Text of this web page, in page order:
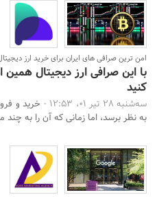
امن ترین صرافی های ایران برای خرید ارز
با این صرافی ارز دیجیتال
کنید
سه‌شنبه 28 تیر 01، 12:53 -
خرید و
به نظر برسد، اما زمانی که آن را به